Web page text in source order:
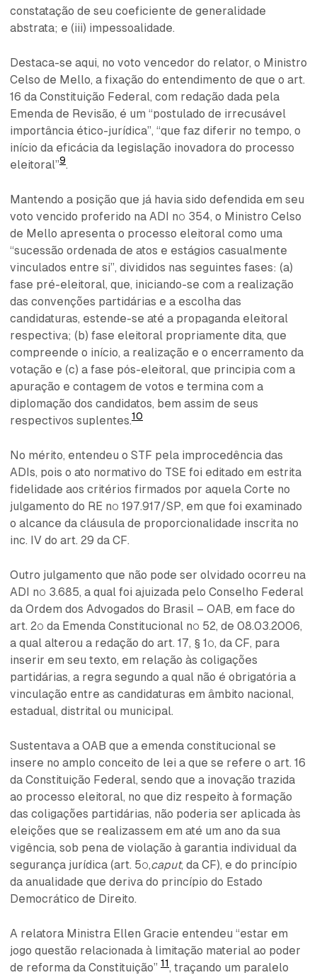
constatação de seu coeficiente de generalidade
abstrata; e (iii) impessoalidade.
Destaca-se aqui, no voto vencedor do relator, o Ministro
Celso de Mello, a fixação do entendimento de que o art.
16 da Constituição Federal, com redação dada pela
Emenda de Revisão, é um “postulado de irrecusável
importância ético-jurídica”, “que faz diferir no tempo, o
início da eficácia da legislação inovadora do processo
eleitoral”9.
Mantendo a posição que já havia sido defendida em seu
voto vencido proferido na ADI nº 354, o Ministro Celso
de Mello apresenta o processo eleitoral como uma
“sucessão ordenada de atos e estágios casualmente
vinculados entre si”, divididos nas seguintes fases: (a)
fase pré-eleitoral, que, iniciando-se com a realização
das convenções partidárias e a escolha das
candidaturas, estende-se até a propaganda eleitoral
respectiva; (b) fase eleitoral propriamente dita, que
compreende o início, a realização e o encerramento da
votação e (c) a fase pós-eleitoral, que principia com a
apuração e contagem de votos e termina com a
diplomação dos candidatos, bem assim de seus
respectivos suplentes.10
No mérito, entendeu o STF pela improcedência das
ADIs, pois o ato normativo do TSE foi editado em estrita
fidelidade aos critérios firmados por aquela Corte no
julgamento do RE nº 197.917/SP, em que foi examinado
o alcance da cláusula de proporcionalidade inscrita no
inc. IV do art. 29 da CF.
Outro julgamento que não pode ser olvidado ocorreu na
ADI nº 3.685, a qual foi ajuizada pelo Conselho Federal
da Ordem dos Advogados do Brasil – OAB, em face do
art. 2º da Emenda Constitucional nº 52, de 08.03.2006,
a qual alterou a redação do art. 17, § 1º, da CF, para
inserir em seu texto, em relação às coligações
partidárias, a regra segundo a qual não é obrigatória a
vinculação entre as candidaturas em âmbito nacional,
estadual, distrital ou municipal.
Sustentava a OAB que a emenda constitucional se
insere no amplo conceito de lei a que se refere o art. 16
da Constituição Federal, sendo que a inovação trazida
ao processo eleitoral, no que diz respeito à formação
das coligações partidárias, não poderia ser aplicada às
eleições que se realizassem em até um ano da sua
vigência, sob pena de violação à garantia individual da
segurança jurídica (art. 5º,caput, da CF), e do princípio
da anualidade que deriva do princípio do Estado
Democrático de Direito.
A relatora Ministra Ellen Gracie entendeu “estar em
jogo questão relacionada à limitação material ao poder
de reforma da Constituição” 11, traçando um paralelo